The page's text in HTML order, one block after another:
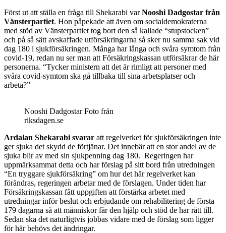
Först ut att ställa en fråga till Shekarabi varNooshi Dadgostar från
Vänsterpartiet. Hon påpekade att även om socialdemokraterna
med stöd av Vänsterpartiet tog bort den så kallade “stupstocken”
och på så sätt avskaffade utförsäkringarna så sker nu samma sak vid
dag 180 i sjukförsäkringen. Många har långa och svåra symtom från
covid-19, redan nu ser man att Försäkringskassan utförsäkrar de här
personerna. “Tycker ministern att det är rimligt att personer med
svåra covid-symtom ska gå tillbaka till sina arbetsplatser och
arbeta?”
Nooshi Dadgostar Foto från
riksdagen.se
Ardalan Shekarabi svarar att regelverket för sjukförsäkringen inte
ger sjuka det skydd de förtjänar. Det innebär att en stor andel av de
sjuka blir av med sin sjukpenning dag 180. Regeringen har
uppmärksammat detta och har förslag på sitt bord från utredningen
“En tryggare sjukförsäkring” om hur det här regelverket kan
förändras, regeringen arbetar med de förslagen. Under tiden har
Försäkringskassan fått uppgiften att förstärka arbetet med
utredningar inför beslut och erbjudande om rehabilitering de första
179 dagarna så att människor får den hjälp och stöd de har rätt till.
Sedan ska det naturligtvis jobbas vidare med de förslag som ligger
för här behövs det ändringar.